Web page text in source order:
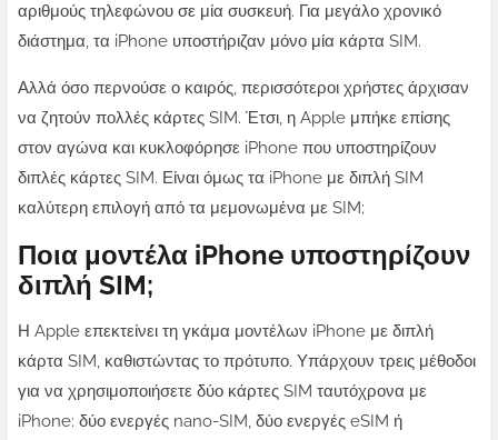
αριθμούς τηλεφώνου σε μία συσκευή. Για μεγάλο χρονικό
διάστημα, τα iPhone υποστήριζαν μόνο μία κάρτα SIM.
Αλλά όσο περνούσε ο καιρός, περισσότεροι χρήστες άρχισαν
να ζητούν πολλές κάρτες SIM. Έτσι, η Apple μπήκε επίσης
στον αγώνα και κυκλοφόρησε iPhone που υποστηρίζουν
διπλές κάρτες SIM. Είναι όμως τα iPhone με διπλή SIM
καλύτερη επιλογή από τα μεμονωμένα με SIM;
Ποια μοντέλα iPhone υποστηρίζουν
διπλή SIM;
Η Apple επεκτείνει τη γκάμα μοντέλων iPhone με διπλή
κάρτα SIM, καθιστώντας το πρότυπο. Υπάρχουν τρεις μέθοδοι
για να χρησιμοποιήσετε δύο κάρτες SIM ταυτόχρονα με
iPhone: δύο ενεργές nano-SIM, δύο ενεργές eSIM ή